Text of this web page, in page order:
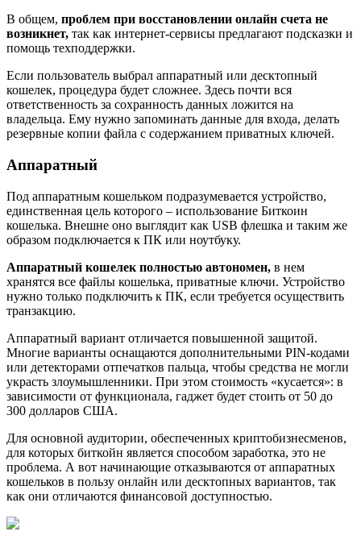
В общем, проблем при восстановлении онлайн счета не
возникнет, так как интернет-сервисы предлагают подсказки и
помощь техподдержки.
Если пользователь выбрал аппаратный или десктопный
кошелек, процедура будет сложнее. Здесь почти вся
ответственность за сохранность данных ложится на
владельца. Ему нужно запоминать данные для входа, делать
резервные копии файла с содержанием приватных ключей.
Аппаратный
Под аппаратным кошельком подразумевается устройство,
единственная цель которого – использование Биткоин
кошелька. Внешне оно выглядит как USB флешка и таким же
образом подключается к ПК или ноутбуку.
Аппаратный кошелек полностью автономен, в нем
хранятся все файлы кошелька, приватные ключи. Устройство
нужно только подключить к ПК, если требуется осуществить
транзакцию.
Аппаратный вариант отличается повышенной защитой.
Многие варианты оснащаются дополнительными PIN-кодами
или детекторами отпечатков пальца, чтобы средства не могли
украсть злоумышленники. При этом стоимость «кусается»: в
зависимости от функционала, гаджет будет стоить от 50 до
300 долларов США.
Для основной аудитории, обеспеченных криптобизнесменов,
для которых биткойн является способом заработка, это не
проблема. А вот начинающие отказываются от аппаратных
кошельков в пользу онлайн или десктопных вариантов, так
как они отличаются финансовой доступностью.